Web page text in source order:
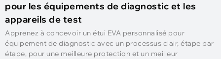
pour les équipements de diagnostic et les
appareils de test
Apprenez à concevoir un étui EVA personnalisé pour
équipement de diagnostic avec un processus clair, étape par
étape, pour une meilleure protection et un meilleur